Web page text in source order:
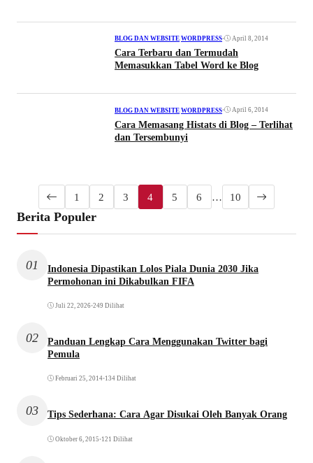
BLOG DAN WEBSITE WORDPRESS• April 8, 2014
Cara Terbaru dan Termudah
Memasukkan Tabel Word ke Blog
BLOG DAN WEBSITE WORDPRESS• April 6, 2014
Cara Memasang Histats di Blog – Terlihat
dan Tersembunyi
1 2 3 4 5 6 … 10
Berita Populer
01
Indonesia Dipastikan Lolos Piala Dunia 2030 Jika
Permohonan ini Dikabulkan FIFA
Juli 22, 2026•249 Dilihat
02
Panduan Lengkap Cara Menggunakan Twitter bagi
Pemula
Februari 25, 2014•134 Dilihat
03 Tips Sederhana: Cara Agar Disukai Oleh Banyak Orang
Oktober 6, 2015 •121 Dilihat